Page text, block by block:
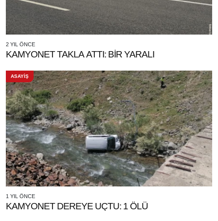
2 YIL ÖNCE
KAMYONET TAKLA ATTI: BİR YARALI
ASAYİŞ
1 YIL ÖNCE
KAMYONET DEREYE UÇTU: 1 ÖLÜ